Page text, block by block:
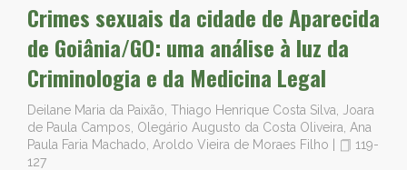
Crimes sexuais da cidade de Aparecida
de Goiânia/GO: uma análise à luz da
Criminologia e da Medicina Legal
Deilane Maria da Paixão, Thiago Henrique Costa Silva, Joara
de Paula Campos, Olegário Augusto da Costa Oliveira, Ana
Paula Faria Machado, Aroldo Vieira de Moraes Filho
119-
127